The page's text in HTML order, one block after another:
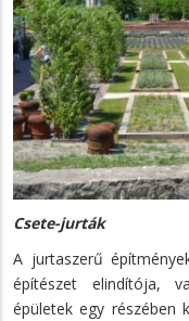
Csete-jurták
A jurtaszerű
építészet elindítója,
épületek egy részében